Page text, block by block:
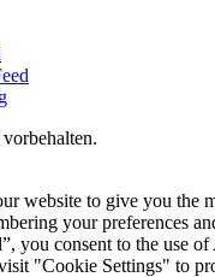
website to give you the
your preferences
you consent to the use
"Cookie Settings" to